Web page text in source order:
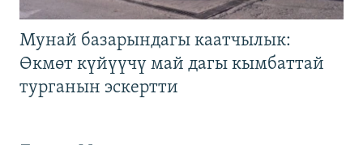
Мунай базарындагы каатчылык:
Өкмөт күйүүчү май дагы кымбаттай
турганын эскертти